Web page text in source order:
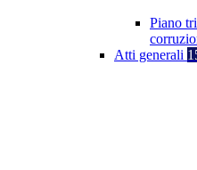
Piano
Atti generali